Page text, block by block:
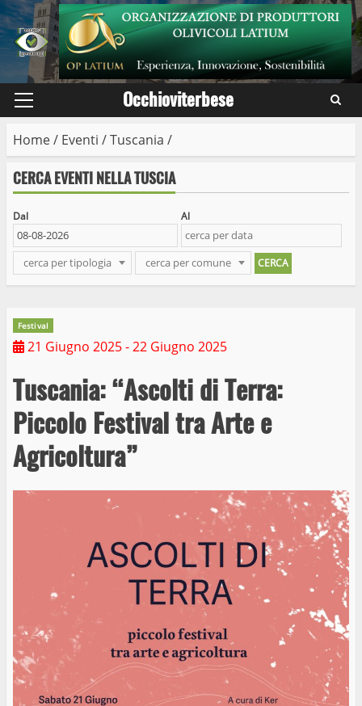
Skip
to
content
Primary
Occhioviterbese
Home/ Eventi /Tuscania /
CERCA EVENTI NELLA TUSCIA
Dal Al
cerca per tipologia cerca per comune
Festival
21 Giugno 2025- 22 Giugno 2025
Tuscania: “Ascolti di Terra:
Piccolo Festival tra Arte e
Agricoltura”